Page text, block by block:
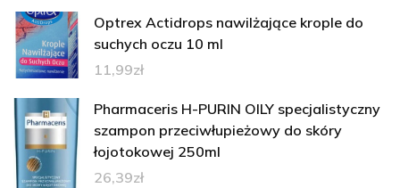
Optrex Actidrops nawilżające krople do
suchych oczu 10 ml
11,99zł
Pharmaceris H-PURIN OILY specjalistyczny
szampon przeciwłupieżowy do skóry
łojotokowej 250ml
26,39zł